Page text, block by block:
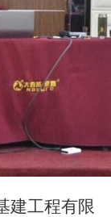
建工程有限